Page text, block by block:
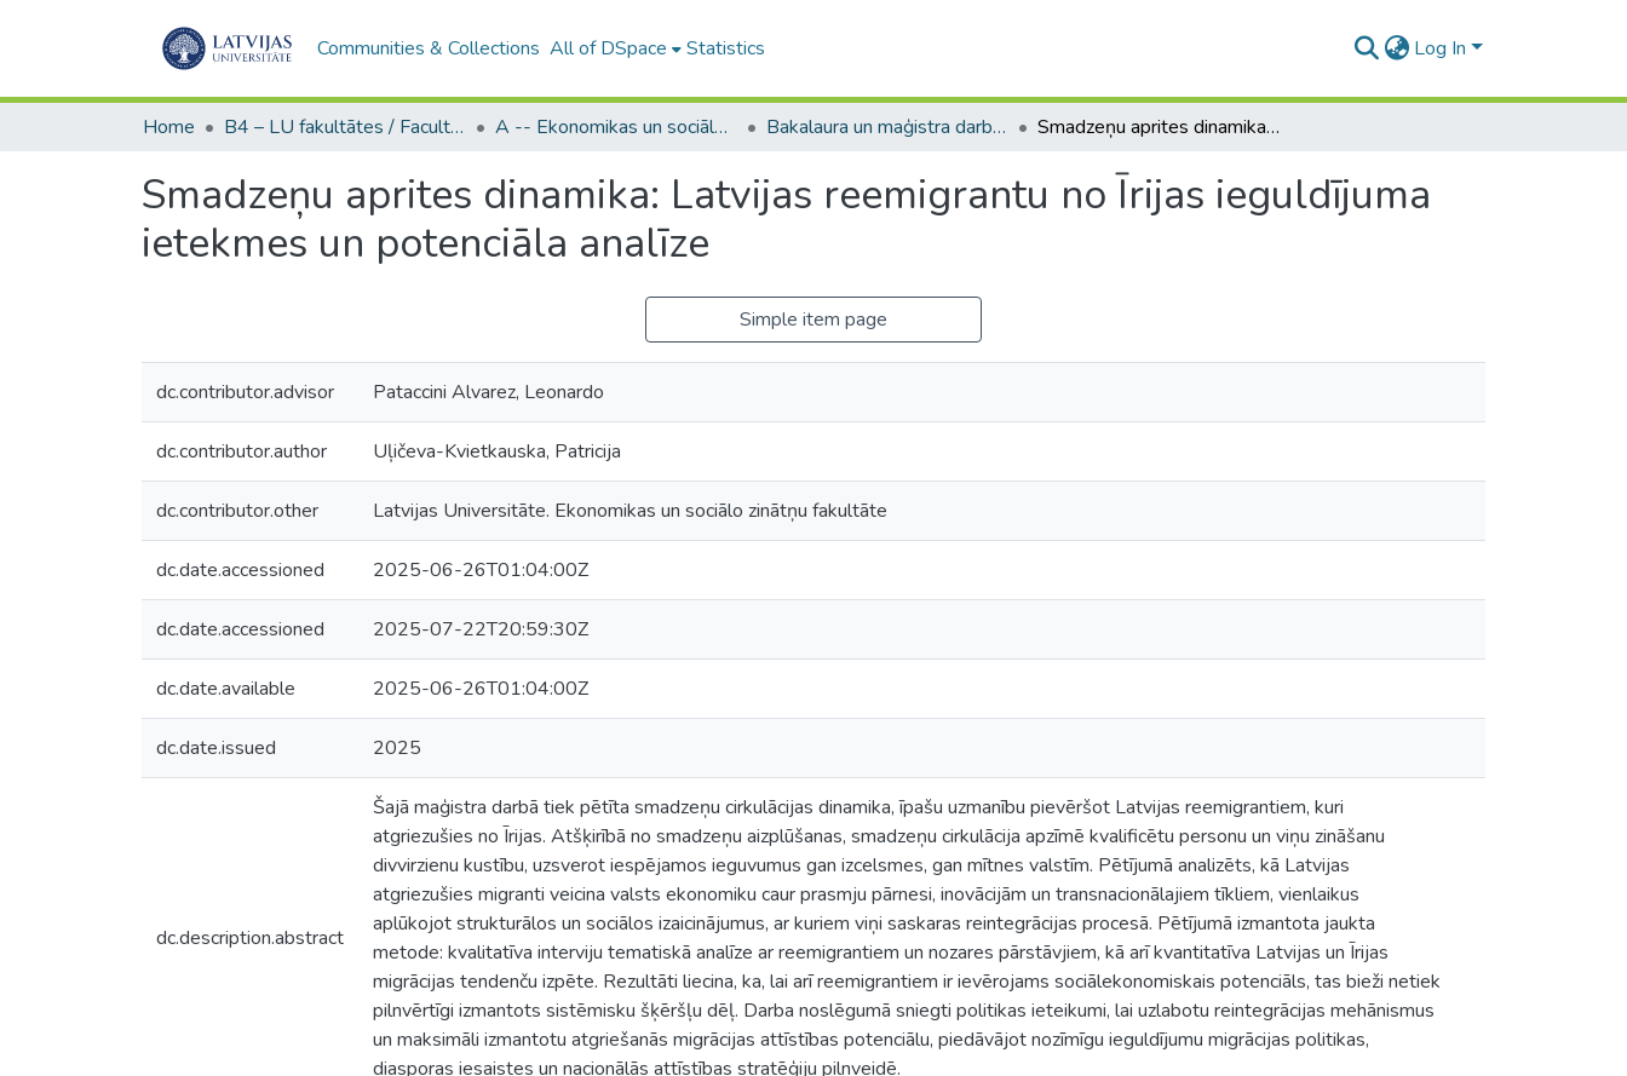
Communities & Collections All of DSpace Statistics Log In
Home B4 – LU fakultātes / Faculties of the UL A -- Ekonomikas un sociālo zinātņu fakultāte / Faculty of Economics and Social Sciences Bakalaura un maģistra darbi (ESZF) / Bachelor's and Master's theses Smadzeņu aprites dinamika: Latvijas reemigrantu no Īrijas ieguldījuma ietekmes un potenciāla analīze
Smadzeņu aprites dinamika: Latvijas reemigrantu no Īrijas ieguldījuma
ietekmes un potenciāla analīze
Simple item page
dc.contributor.advisor Pataccini Alvarez, Leonardo
dc.contributor.author Uļičeva-Kvietkauska, Patricija
dc.contributor.other Latvijas Universitāte. Ekonomikas un sociālo zinātņu fakultāte
dc.date.accessioned 2025-06-26T01:04:00Z
dc.date.accessioned 2025-07-22T20:59:30Z
dc.date.available 2025-06-26T01:04:00Z
dc.date.issued 2025
dc.description.abstract
Šajā maģistra darbā tiek pētīta smadzeņu cirkulācijas dinamika, īpašu uzmanību pievēršot Latvijas reemigrantiem, kuri
atgriezušies no Īrijas. Atšķirībā no smadzeņu aizplūšanas, smadzeņu cirkulācija apzīmē kvalificētu personu un viņu zināšanu
divvirzienu kustību, uzsverot iespējamos ieguvumus gan izcelsmes, gan mītnes valstīm. Pētījumā analizēts, kā Latvijas
atgriezušies migranti veicina valsts ekonomiku caur prasmju pārnesi, inovācijām un transnacionālajiem tīkliem, vienlaikus
aplūkojot strukturālos un sociālos izaicinājumus, ar kuriem viņi saskaras reintegrācijas procesā. Pētījumā izmantota jaukta
metode: kvalitatīva interviju tematiskā analīze ar reemigrantiem un nozares pārstāvjiem, kā arī kvantitatīva Latvijas un Īrijas
migrācijas tendenču izpēte. Rezultāti liecina, ka, lai arī reemigrantiem ir ievērojams sociālekonomiskais potenciāls, tas bieži netiek
pilnvērtīgi izmantots sistēmisku šķēršļu dēļ. Darba noslēgumā sniegti politikas ieteikumi, lai uzlabotu reintegrācijas mehānismus
un maksimāli izmantotu atgriešanās migrācijas attīstības potenciālu, piedāvājot nozīmīgu ieguldījumu migrācijas politikas,
diasporas iesaistes un nacionālās attīstības stratēģiju pilnveidē.